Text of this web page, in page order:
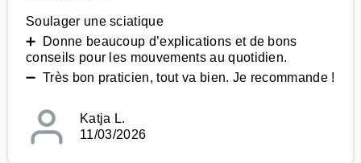
Soulager une sciatique
➕ Donne beaucoup d’explications et de bons
conseils pour les mouvements au quotidien.
➖ Très bon praticien, tout va bien. Je recommande !
Katja L.
11/03/2026